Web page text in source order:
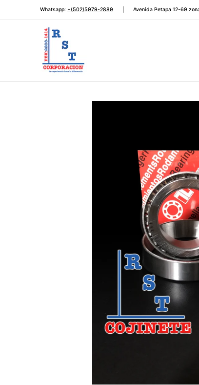
Saltar al contenido principal
Whatsapp: +(502)5979-2889 Avenida Petapa 12-69